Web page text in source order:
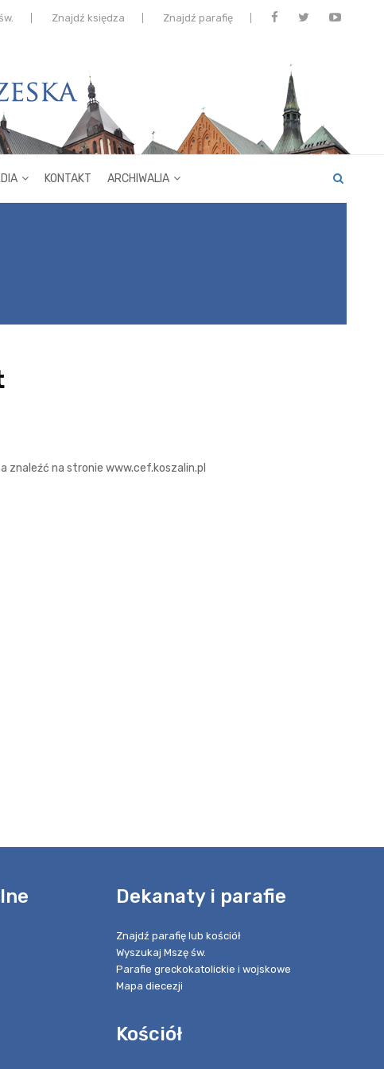
Znajdź księdza Znajdź parafię
KONTAKT ARCHIWALIA
znaleźć na stronie www.cef.koszalin.pl
Dekanaty i parafie
Znajdź parafię lub kościół
Wyszukaj Mszę św.
Parafie greckokatolickie i wojskowe
Mapa diecezji
Kościół